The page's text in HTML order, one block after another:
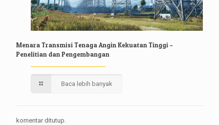
Menara Transmisi Tenaga Angin Kekuatan Tinggi –
Penelitian dan Pengembangan
Baca lebih banyak
komentar ditutup.